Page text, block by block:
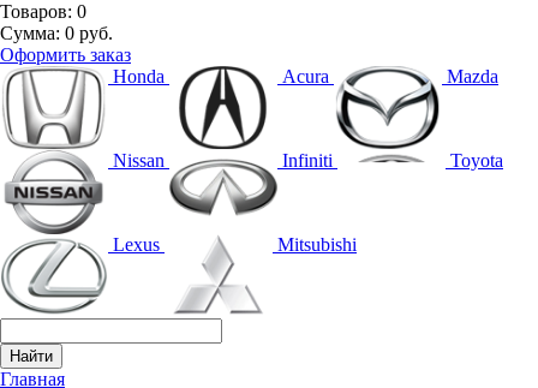
Товаров: 0
Сумма: 0 руб.
Оформить заказ
Honda
Acura Mazda
Nissan Infiniti Toyota
Lexus Mitsubishi
Главная